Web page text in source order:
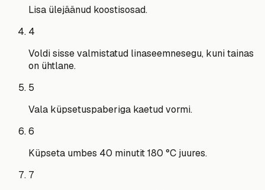
Lisa ülejäänud koostisosad.
4
Voldi sisse valmistatud linaseemnesegu, kuni tainas
on ühtlane.
5
Vala küpsetuspaberiga kaetud vormi.
6
Küpseta umbes 40 minutit 180 °C juures.
7